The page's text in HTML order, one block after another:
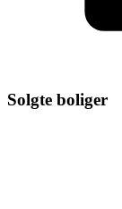
Solgte boliger